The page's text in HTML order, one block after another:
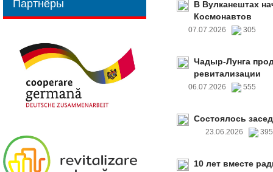
Партнёры
В Вулканештах
Космонавтов
07.07.2026 305
Чадыр-Лунга
ревитализации
06.07.2026 555
Состоялось
23.06.2026
10 лет вместе